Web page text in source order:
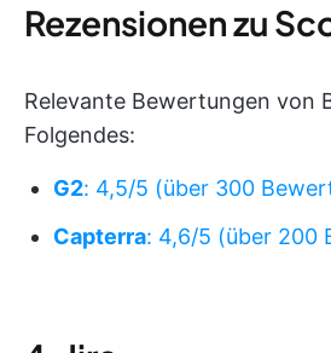
Rezensionen zu
Relevante Bewertungen von
Folgendes:
G2: 4,5/5 (über 300
Capterra: 4,6/5 (über 200